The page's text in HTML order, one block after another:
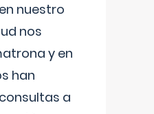
nuestro
nos
y en
han
a